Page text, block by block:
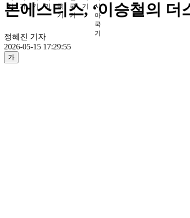
본에스티스, ‘이승철의
정혜진 기자
2026-05-15 17:29:55
가